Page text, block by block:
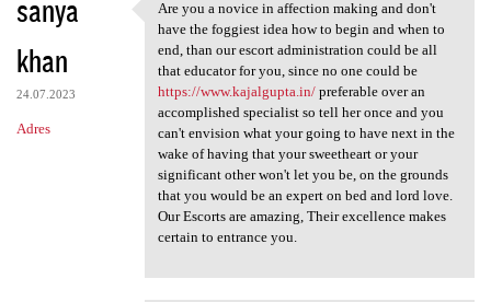
sanya
khan
24.07.2023
Adres
Are you a novice in affection
Are you a novice in affection making and don't
have the foggiest idea how to begin and when to
end, than our escort administration could be all
that educator for you, since no one could be
https://www.kajalgupta.in/preferable over an
accomplished specialist so tell her once and you
can't envision what your going to have next in the
wake of having that your sweetheart or your
significant other won't let you be, on the grounds
that you would be an expert on bed and lord love.
Our Escorts are amazing, Their excellence makes
certain to entrance you.